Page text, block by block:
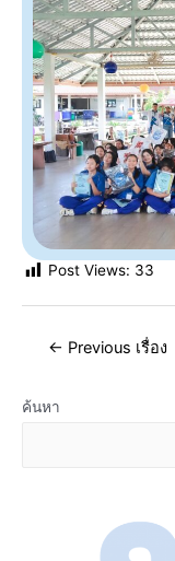
Post Views: 33
← Previous เรื่อง
ค้นหา